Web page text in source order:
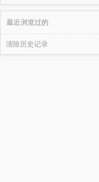
最近浏览过的
清除历史记录